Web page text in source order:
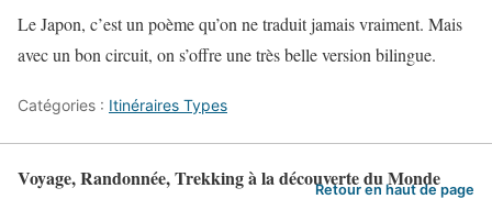
Le Japon, c’est un poème qu’on ne traduit jamais vraiment. Mais
avec un bon circuit, on s’offre une très belle version bilingue.
Catégories : Itinéraires Types
Voyage, Randonnée, Trekking à la découverte du Monde
Retour en haut de page